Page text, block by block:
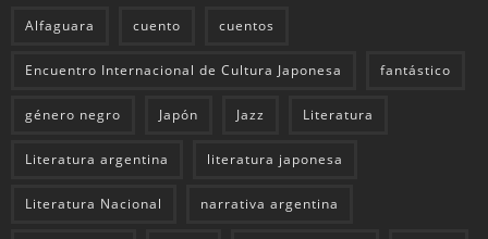
Alfaguara cuento cuentos
Encuentro Internacional de Cultura Japonesa fantástico
género negro Japón Jazz Literatura
Literatura argentina literatura japonesa
Literatura Nacional narrativa argentina